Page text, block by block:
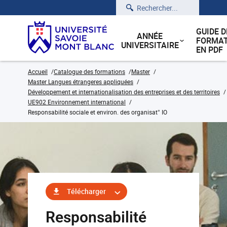
Rechercher
ANNÉE
UNIVERSITAIRE
GUIDE
EN PDF
Accueil Catalogue des formations
Master
Master Langues étrangeres appliquées
Développement et internationalisation des entreprises et des territoires
UE902 Environnement international
Responsabilité sociale et environ. des organisat° IO
Télécharger
Responsabilité